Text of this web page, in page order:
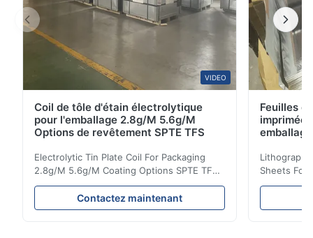
VIDEO
Coil de tôle d'étain électrolytique
pour l'emballage 2.8g/M 5.6g/M
Options de revêtement SPTE TFS
Electrolytic Tin Plate Coil For Packaging
2.8g/M 5.6g/M Coating Options SPTE TFS
Electrolytic Tin Plate Coil for Packaging -
2.8/2.8 & 5.6/5.6g/m Coating Options SPTE
TFS Electrolytic Tin Plate (ETP) represents
Contactez maintenant
Feuilles
Sheets For
929mm
packaging